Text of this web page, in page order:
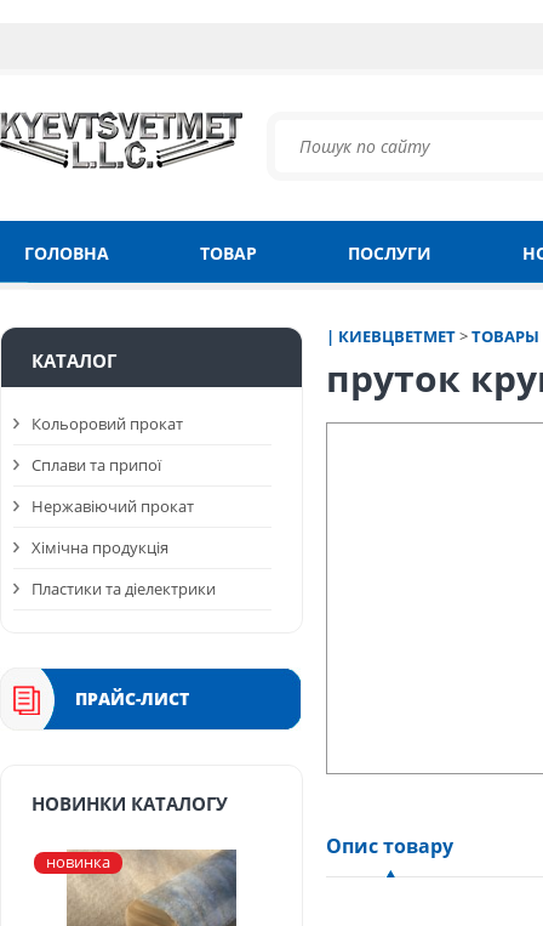
ГОЛОВНА ТОВАР ПОСЛУГИ
| КИЕВЦВЕТМЕТ>ТОВАРЫ
пруток
Опис товару
КАТАЛОГ
Кольоровий прокат
Сплави та припої
Нержавіючий прокат
Хімічна продукція
Пластики та діелектрики
ПРАЙС-ЛИСТ
НОВИНКИ КАТАЛОГУ
новинка